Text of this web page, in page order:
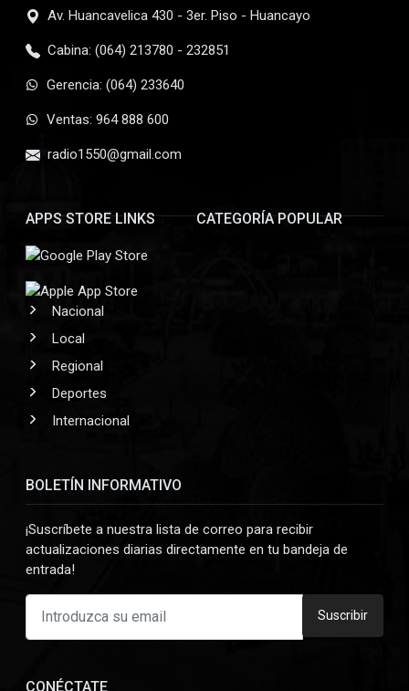
Av. Huancavelica 430 - 3er. Piso - Huancayo
Cabina: (064) 213780 - 232851
Gerencia: (064) 233640
Ventas: 964 888 600
radio1550@gmail.com
APPS STORE LINKS CATEGORÍA POPULAR
Nacional
Local
Regional
Deportes
Internacional
BOLETÍN INFORMATIVO
¡Suscríbete a nuestra lista de correo para recibir
actualizaciones diarias directamente en tu bandeja de
entrada!
Suscribir
CONÉCTATE